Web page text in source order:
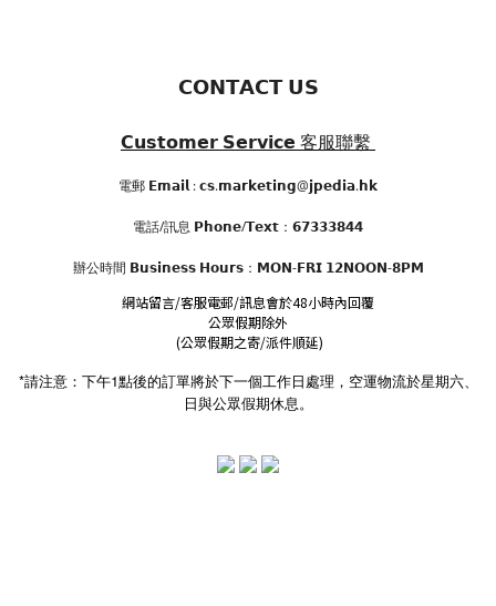
𝗖𝗢𝗡𝗧𝗔𝗖𝗧 𝗨𝗦
𝗖𝘂𝘀𝘁𝗼𝗺𝗲𝗿 𝗦𝗲𝗿𝘃𝗶𝗰𝗲 客服聯繫
電郵 𝗘𝗺𝗮𝗶𝗹 : 𝗰𝘀.𝗺𝗮𝗿𝗸𝗲𝘁𝗶𝗻𝗴@𝗷𝗽𝗲𝗱𝗶𝗮.𝗵𝗸
電話/訊息 𝗣𝗵𝗼𝗻𝗲/𝗧𝗲𝘅𝘁：𝟲𝟳𝟯𝟯𝟯𝟴𝟰𝟰
辦公時間 𝗕𝘂𝘀𝗶𝗻𝗲𝘀𝘀 𝗛𝗼𝘂𝗿𝘀：𝗠𝗢𝗡-𝗙𝗥𝗜 𝟭𝟮𝗡𝗢𝗢𝗡-𝟴𝗣𝗠
網站留言/客服電郵/訊息會於48小時內回覆
公眾假期除外
(公眾假期之寄/派件順延)
*請注意：下午1點後的訂單將於下一個工作日處理，空運物流於星期六、
日與公眾假期休息。